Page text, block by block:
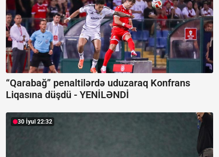
“Qarabağ” penaltilərdə uduzaraq Konfrans
Liqasına düşdü - YENİLƏNDİ
30 İyul 22:32